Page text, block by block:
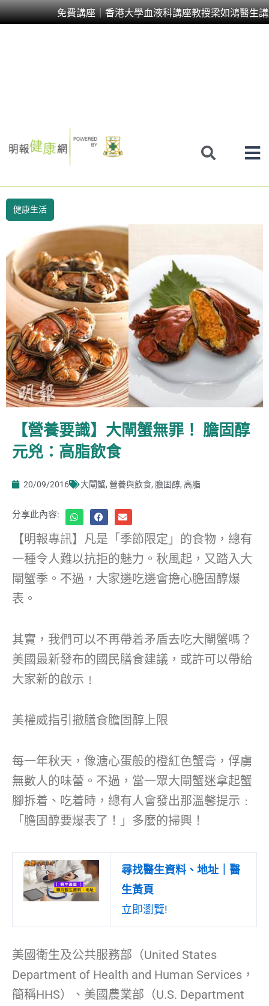
免費講座｜香港大學血液科講座教授梁如鴻醫生
Skip
to
健康生活
【營養要識】大閘蟹無罪！ 膽固醇
元兇：高脂飲食
20/09/2016 大閘蟹, 營養與飲食, 膽固醇, 高脂
分享此內容:
【明報專訊】凡是「季節限定」的食物，總有
一種令人難以抗拒的魅力。秋風起，又踏入大
閘蟹季。不過，大家邊吃邊會擔心膽固醇爆
表。
其實，我們可以不再帶着矛盾去吃大閘蟹嗎？
美國最新發布的國民膳食建議，或許可以帶給
大家新的啟示﹗
美權威指引撤膳食膽固醇上限
每一年秋天，像溏心蛋般的橙紅色蟹膏，俘虜
無數人的味蕾。不過，當一眾大閘蟹迷拿起蟹
腳拆着、吃着時，總有人會發出那溫馨提示﹕
「膽固醇要爆表了！」多麼的掃興！
尋找醫生資料、地址｜醫
生黃頁
立即瀏覽!
美國衛生及公共服務部（United States
Department of Health and Human Services，
簡稱HHS）、美國農業部（U.S. Department